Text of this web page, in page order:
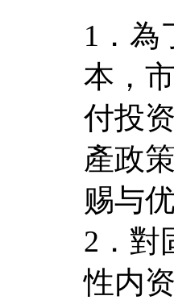
1．為
本，
付投
產政
赐与优
2．對
性内